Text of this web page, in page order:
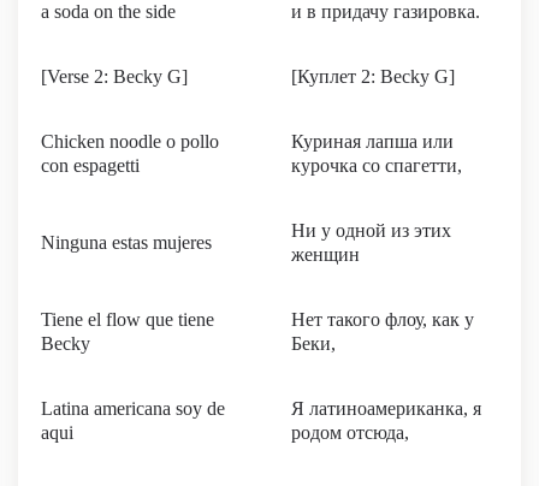
a soda on the side
и в придачу газировка.
[Verse 2: Becky G] [Куплет 2: Becky G]
Chicken noodle o pollo
con espagetti
Куриная лапша или
курочка со спагетти,
Ninguna estas mujeres
Ни у одной из этих
женщин
Tiene el flow que tiene
Becky
Нет такого флоу, как у
Беки,
Latina americana soy de
aqui
Я латиноамериканка, я
родом отсюда,